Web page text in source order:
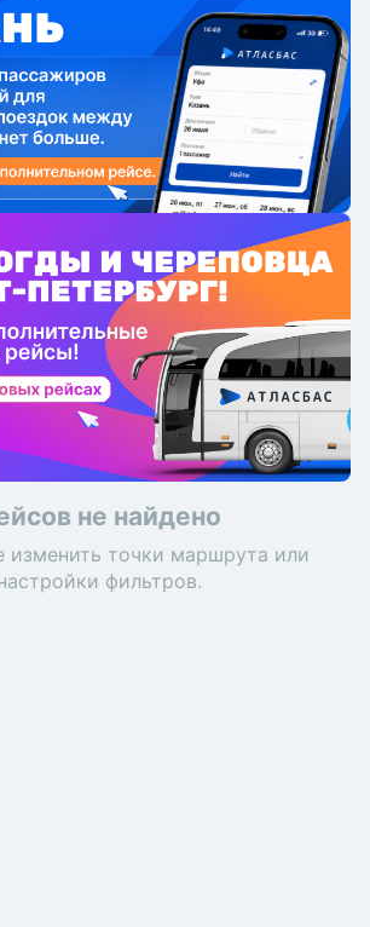
не найдено
изменить точки маршрута или
фильтров.